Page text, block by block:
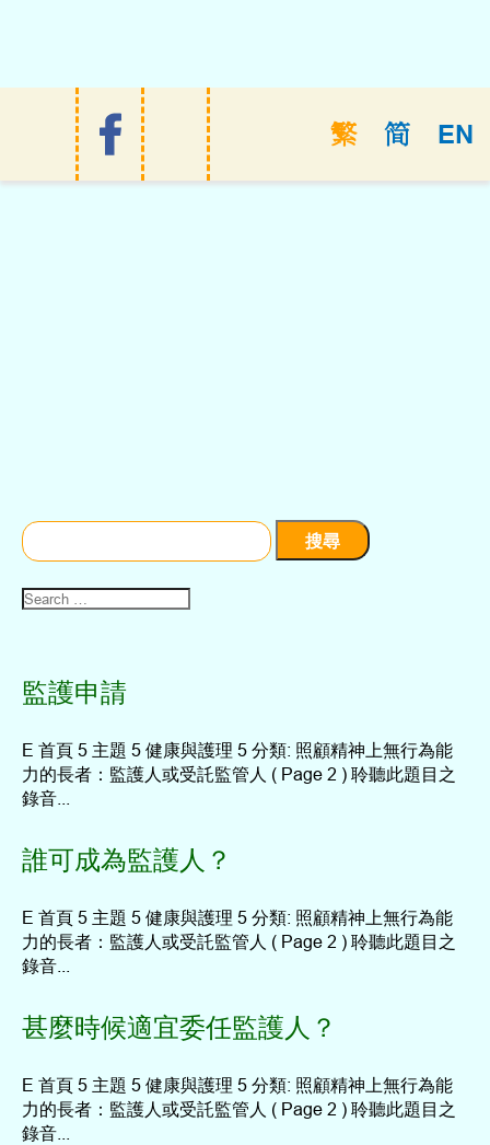
EN
简
繁
搜
尋
鍵
監護申請
E 首頁 5 主題 5 健康與護理 5 分類: 照顧精神上無行為能
力的長者：監護人或受託監管人 ( Page 2 ) 聆聽此題目之
錄音...
誰可成為監護人？
E 首頁 5 主題 5 健康與護理 5 分類: 照顧精神上無行為能
力的長者：監護人或受託監管人 ( Page 2 ) 聆聽此題目之
錄音...
甚麼時候適宜委任監護人？
E 首頁 5 主題 5 健康與護理 5 分類: 照顧精神上無行為能
力的長者：監護人或受託監管人 ( Page 2 ) 聆聽此題目之
錄音...